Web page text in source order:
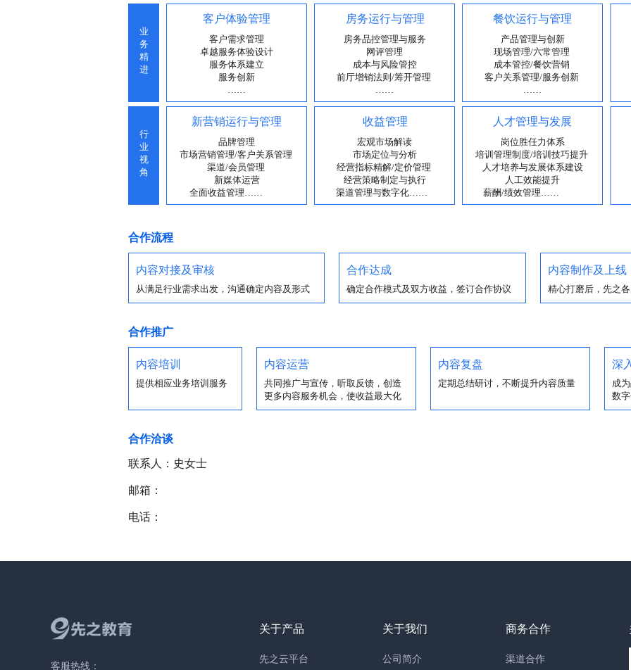
合作流程
内容对接及审核
从满足行业需求出发，沟通确定内容及形式
合作达成
确定合作模式及双方收益，签订合作协议
内容制作及上线
精心打磨后，先之
合作推广
内容培训
提供相应业务培训服务
内容运营
共同推广与宣传，听取反馈，创造
更多内容服务机会，使收益最大化
内容复盘
定期总结研讨，不断提升内容质量
深
成
数
合作洽谈
联系人：史女士
邮箱：
电话：
客服热线：
关于产品
先之云平台
关于我们
公司简介
商务合作
渠道合作